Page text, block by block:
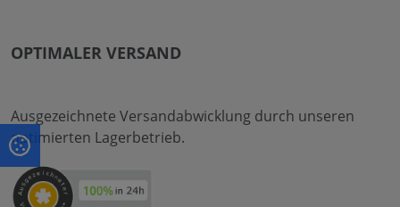
OPTIMALER VERSAND
Ausgezeichnete Versandabwicklung durch unseren
optimierten Lagerbetrieb.